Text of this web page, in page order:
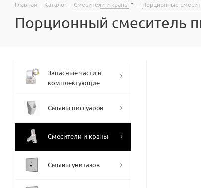
Главная - Каталог - Смесители и краны - Порционные
Порционный смеситель
Запасные части и
комплектующие
Смывы писсуаров
Смесители и краны
Смывы унитазов